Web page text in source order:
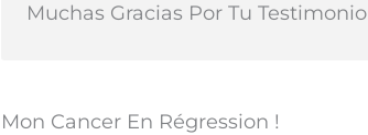
Muchas Gracias Por Tu Testimonio
Mon Cancer En Régression !